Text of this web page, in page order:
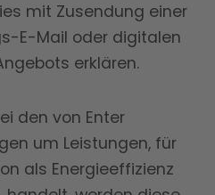
mit Zusendung einer
E-Mail oder digitalen
erklären.
den von Enter
um Leistungen, für
als Energieeffizienz